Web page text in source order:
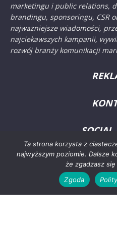
marketingu i public relations,
brandingu, sponsoringu, CSR
najważniejsze wiadomości,
najciekawszych kampanii,
rozwój branży komunikacji
Ta strona korzysta z
najwyższym poziomie. Dalsze
że zgadzasz
Zgoda